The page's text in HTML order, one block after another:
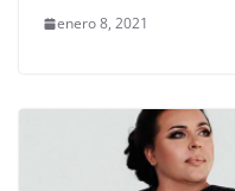
enero 8, 2021